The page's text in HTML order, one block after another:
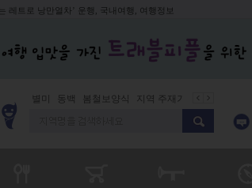
레트로 낭만열차’ 운행, 국내여행, 여행정보
동백 봄철보양식 지역 주재기자 쇼 미 더 트래블아